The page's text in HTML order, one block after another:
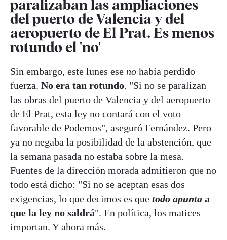
paralizaban las ampliaciones
del puerto de Valencia y del
aeropuerto de El Prat. Es menos
rotundo el 'no'
Sin embargo, este lunes ese no había perdido
fuerza. No era tan rotundo. "Si no se paralizan
las obras del puerto de Valencia y del aeropuerto
de El Prat, esta ley no contará con el voto
favorable de Podemos", aseguró Fernández. Pero
ya no negaba la posibilidad de la abstención, que
la semana pasada no estaba sobre la mesa.
Fuentes de la dirección morada admitieron que no
todo está dicho: "Si no se aceptan esas dos
exigencias, lo que decimos es que todo apunta a
que la ley no saldrá". En política, los matices
importan. Y ahora más.